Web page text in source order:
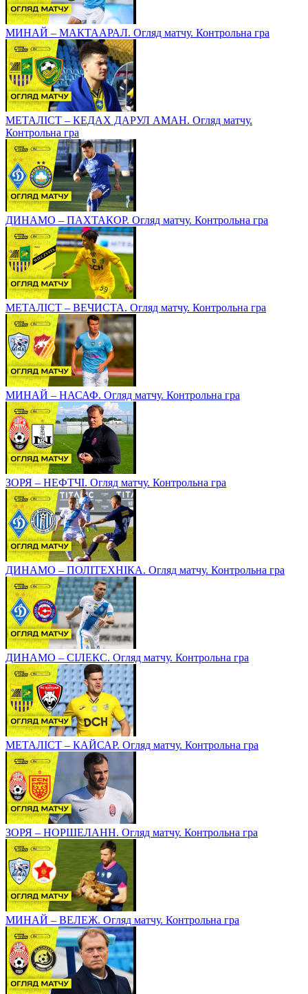
МИНАЙ – МАКТААРАЛ. Огляд матчу. Контрольна гра
МЕТАЛІСТ – КЕДАХ ДАРУЛ АМАН. Огляд матчу.
Контрольна гра
ДИНАМО – ПАХТАКОР. Огляд матчу. Контрольна гра
МЕТАЛІСТ – ВЕЧИСТА. Огляд матчу. Контрольна гра
МИНАЙ – НАСАФ. Огляд матчу. Контрольна гра
ЗОРЯ – НЕФТЧІ. Огляд матчу. Контрольна гра
ДИНАМО – ПОЛІТЕХНІКА. Огляд матчу. Контрольна гра
ДИНАМО – СІЛЕКС. Огляд матчу. Контрольна гра
МЕТАЛІСТ – КАЙСАР. Огляд матчу. Контрольна гра
ЗОРЯ – НОРШЕЛАНН. Огляд матчу. Контрольна гра
МИНАЙ – ВЕЛЕЖ. Огляд матчу. Контрольна гра